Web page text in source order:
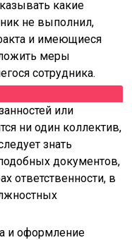
какие
не выполнил,
и имеющиеся
меры
сотрудника.
или
ни один коллектив,
знать
документов,
ответственности, в
и оформление